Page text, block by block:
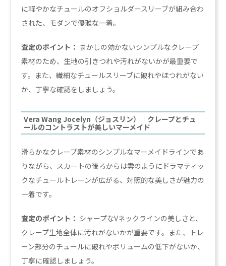
に軽やかなチュールのオフショルダースリーブが組み合わ
された、モダンで優雅な一着。
査定のポイント： まかしの効かないシンプルなクレープ
素材のため、生地の引きつれや汚れがないかが最重要で
す。また、繊細なチュールスリーブに破れやほつれがない
か、丁寧な確認をしましょう。
Vera Wang Jocelyn（ジョスリン）｜クレープとチュ
ールのコントラストが美しいマーメイド
滑らかなクレープ素材のシンプルなマーメイドラインであ
りながら、スカートの後ろからは雲のようにドラマティッ
クなチュールトレーンが広がる、対照的な美しさが魅力の
一着です。
査定のポイント： シャープなVネックラインの美しさと、
クレープ生地全体に汚れがないかが重要です。また、トレ
ーン部分のチュールに破れやボリュームの低下がないか、
丁寧に確認しましょう。